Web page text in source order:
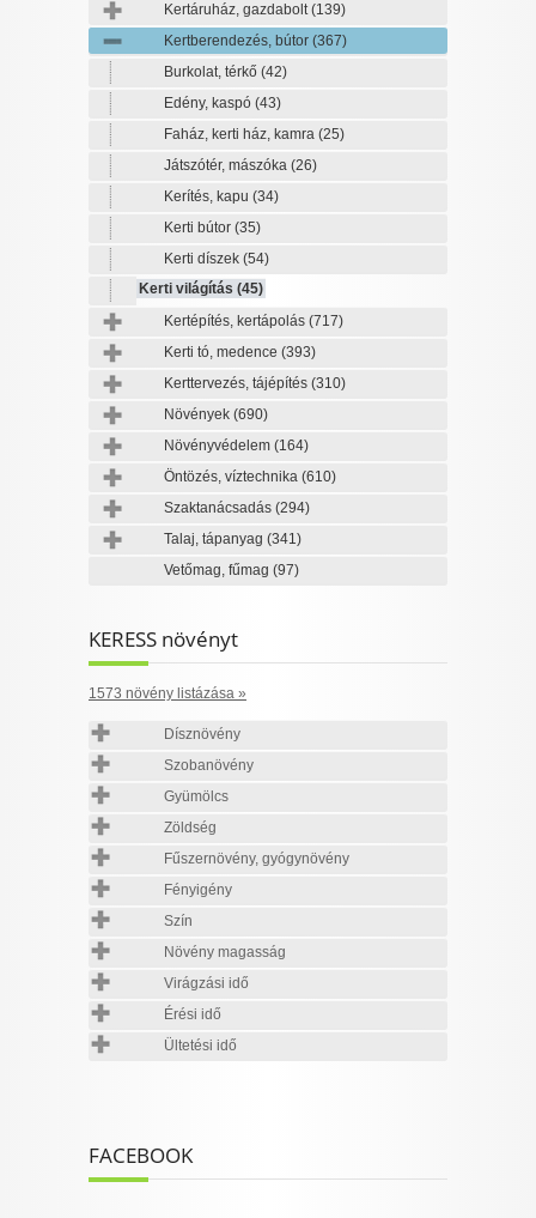
Kertáruház, gazdabolt(139)
Kertberendezés, bútor (367)
Burkolat, térkő (42)
Edény, kaspó (43)
Faház, kerti ház, kamra (25)
Játszótér, mászóka (26)
Kerítés, kapu (34)
Kerti bútor (35)
Kerti díszek (54)
Kerti világítás (45)
Kertépítés, kertápolás (717)
Kerti tó, medence (393)
Kerttervezés, tájépítés (310)
Növények (690)
Növényvédelem (164)
Öntözés, víztechnika (610)
Szaktanácsadás (294)
Talaj, tápanyag (341)
Vetőmag, fűmag (97)
KERESS növényt
1573 növény listázása »
Dísznövény
Szobanövény
Gyümölcs
Zöldség
Fűszernövény, gyógynövény
Fényigény
Szín
Növény magasság
Virágzási idő
Érési idő
Ültetési idő
FACEBOOK